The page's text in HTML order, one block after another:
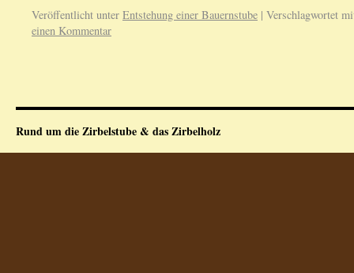
Veröffentlicht unter Entstehung einer Bauernstube | Verschlagwortet
einen Kommentar
Rund um die Zirbelstube & das Zirbelholz